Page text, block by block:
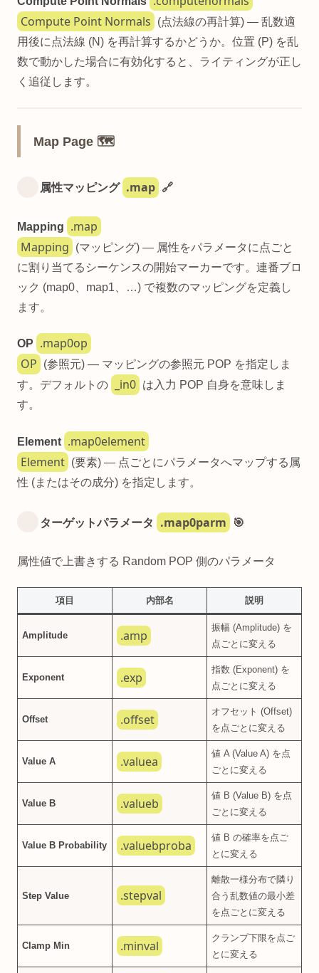
Compute Point Normals
(点法線の再計算) — 乱数適
用後に点法線 (N) を再計算するかどうか。位置 (P) を乱
数で動かした場合に有効化すると、ライティングが正し
く追従します。
Map Page 🗺️
属性マッピング .map 🔗
Mapping
.map
Mapping
(マッピング) — 属性をパラメータに点ごと
に割り当てるシーケンスの開始マーカーです。連番ブロ
ック (map0、map1、…) で複数のマッピングを定義し
ます。
OP
.map0op
OP
(参照元) — マッピングの参照元 POP を指定しま
す。デフォルトの
_in0
は入力 POP 自身を意味しま
す。
Element .map0element
Element
(要素) — 点ごとにパラメータへマップする属
性 (またはその成分) を指定します。
ターゲットパラメータ .map0parm 🎯
属性値で上書きする Random POP 側のパラメータ
項目 内部名 説明
Amplitude .amp
振幅 (Amplitude) を
点ごとに変える
Exponent .exp
指数 (Exponent) を
点ごとに変える
Offset .offset
オフセット (Offset)
を点ごとに変える
Value A .valuea
値 A (Value A) を点
ごとに変える
Value B .valueb
値 B (Value B) を点
ごとに変える
Value B Probability .valuebproba
値 B の確率を点ご
とに変える
Step Value .stepval
離散一様分布で隣り
合う乱数値の最小差
を点ごとに変える
Clamp Min .minval
クランプ下限を点ご
とに変える